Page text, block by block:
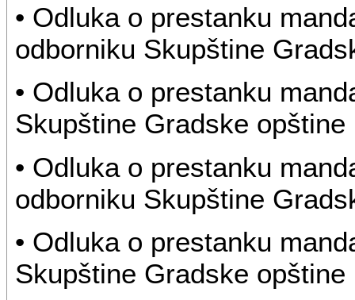
• Odluka o prestanku
odborniku Skupštine
• Odluka o prestanku
Skupštine Gradske opštine
• Odluka o prestanku
odborniku Skupštine
• Odluka o prestanku
Skupštine Gradske opštine